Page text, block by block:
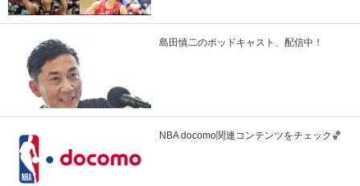
島田慎二のポッドキャスト、配信中！
NBA docomo関連コンテンツをチェック🏀